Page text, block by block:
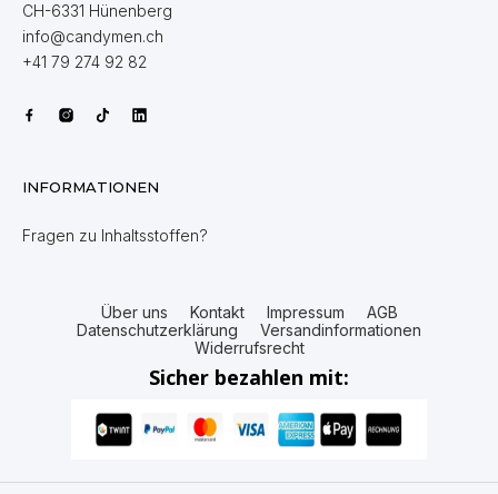
CH-6331 Hünenberg
info@candymen.ch
+41 79 274 92 82
INFORMATIONEN
Fragen zu Inhaltsstoffen?
Über uns Kontakt Impressum
AGB
Datenschutzerklärung
Versandinformationen
Widerrufsrecht
Sicher bezahlen mit: